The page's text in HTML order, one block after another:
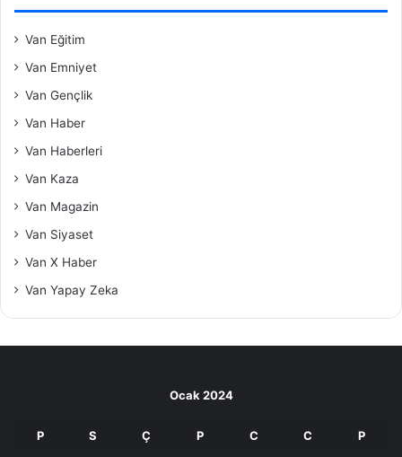
Van Eğitim
Van Emniyet
Van Gençlik
Van Haber
Van Haberleri
Van Kaza
Van Magazin
Van Siyaset
Van X Haber
Van Yapay Zeka
Ocak 2024
P S Ç P C C P